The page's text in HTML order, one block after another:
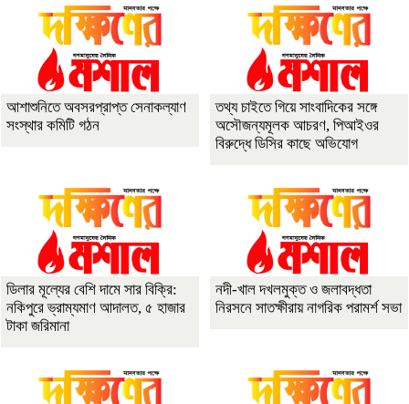
আশাশুনিতে অবসরপ্রাপ্ত সেনাকল্যাণ
সংস্থার কমিটি গঠন
তথ্য চাইতে গিয়ে সাংবাদিকের সঙ্গে
অসৌজন্যমূলক আচরণ, পিআইওর
বিরুদ্ধে ডিসির কাছে অভিযোগ
ডিলার মূল্যের বেশি দামে সার বিক্রি:
নকিপুরে ভ্রাম্যমাণ আদালত, ৫ হাজার
টাকা জরিমানা
নদী-খাল দখলমুক্ত ও জলাবদ্ধতা
নিরসনে সাতক্ষীরায় নাগরিক পরামর্শ সভা